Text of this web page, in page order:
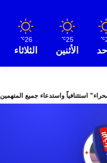
℃
25
℃
الأثنين
26
℃
الثلاثاء
“إسكوبار الصحراء” استئنافياً